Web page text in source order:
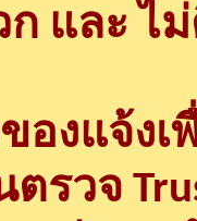
ก และ ไ
องแจ้ง
รวจ